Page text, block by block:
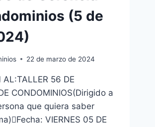
(5 de
22 de marzo de 2024
AL:TALLER 56 DE
CONDOMINIOS(Dirigido a
que quiera saber
VIERNES 05 DE